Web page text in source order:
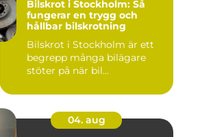
Bilskrot i Stockholm: Så
fungerar en trygg och
hållbar bilskrotning
Bilskrot i Stockholm är ett
begrepp många bilägare
stöter på när bil...
04. aug